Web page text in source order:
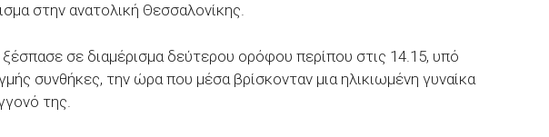
στην ανατολική Θεσσαλονίκης.
σε διαμέρισμα δεύτερου ορόφου περίπου στις 14.15, υπό
συνθήκες, την ώρα που μέσα βρίσκονταν μια ηλικιωμένη γυναίκα
της.